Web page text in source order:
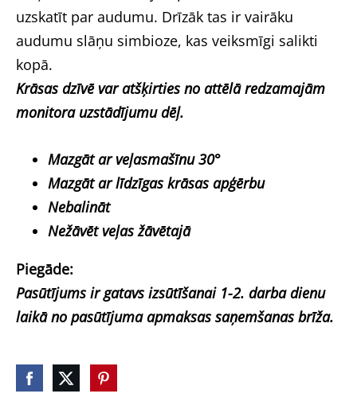
uzskatīt par audumu. Drīzāk tas ir vairāku
audumu slāņu simbioze, kas veiksmīgi salikti
kopā.
Krāsas dzīvē var atšķirties no attēlā redzamajām
monitora uzstādījumu dēļ.
Mazgāt ar veļasmašīnu 30°
Mazgāt ar līdzīgas krāsas apģērbu
Nebalināt
Nežāvēt veļas žāvētajā
Piegāde:
Pasūtījums ir gatavs izsūtīšanai 1-2. darba dienu
laikā no pasūtījuma apmaksas saņemšanas brīža.